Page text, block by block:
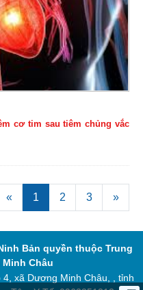
cơ tim sau tiêm chủng vắc
« 1 2 3 »
Bản quyền thuộc Trung
Châu
xã Dương Minh Châu, , tỉnh